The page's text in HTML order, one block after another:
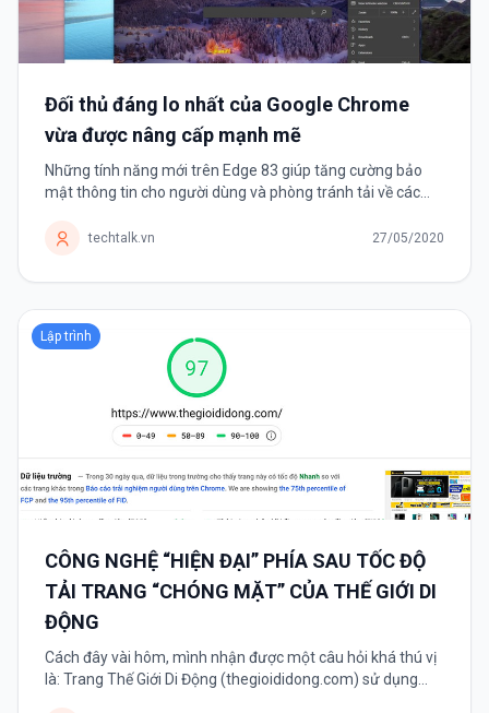
Đối thủ đáng lo nhất của Google Chrome
vừa được nâng cấp mạnh mẽ
Những tính năng mới trên Edge 83 giúp tăng cường bảo
mật thông tin cho người dùng và phòng tránh tải về các
được vài tháng...
techtalk.vn 27/05/2020
Lập trình
CÔNG NGHỆ “HIỆN ĐẠI” PHÍA SAU TỐC ĐỘ
TẢI TRANG “CHÓNG MẶT” CỦA THẾ GIỚI DI
ĐỘNG
Cách đây vài hôm, mình nhận được một câu hỏi khá thú vị
là: Trang Thế Giới Di Động (thegioididong.com) sử dụng